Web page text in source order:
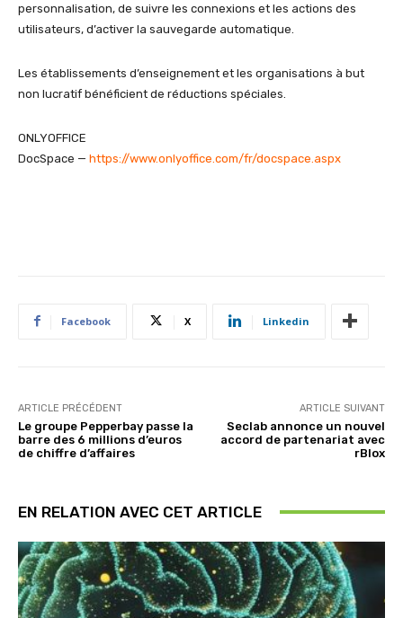
personnalisation, de suivre les connexions et les actions des
utilisateurs, d’activer la sauvegarde automatique.
Les établissements d’enseignement et les organisations à but
non lucratif bénéficient de réductions spéciales.
ONLYOFFICE
DocSpace — https://www.onlyoffice.com/fr/docspace.aspx
Facebook X Linkedin
ARTICLE PRÉCÉDENT
Le groupe Pepperbay passe la
barre des 6 millions d’euros
de chiffre d’affaires
ARTICLE SUIVANT
Seclab annonce un nouvel
accord de partenariat avec
rBlox
EN RELATION AVEC CET ARTICLE